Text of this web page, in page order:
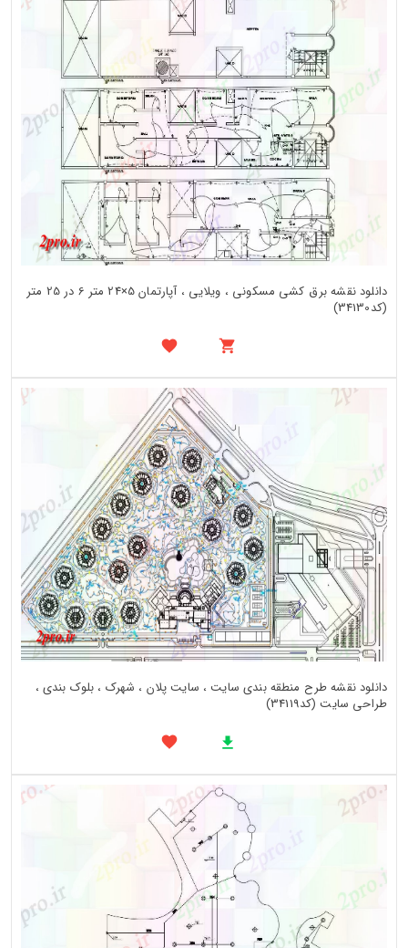
دانلود نقشه برق کشی مسکونی ، ویلایی ، آپارتمان 5×24 متر 6 در 25 متر
(کد34130)
دانلود نقشه طرح منطقه بندی سایت ، سایت پلان ، شهرک ، بلوک بندی ،
طراحی سایت (کد34119)